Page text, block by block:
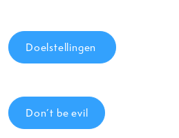
Doelstellingen
Don’t be evil